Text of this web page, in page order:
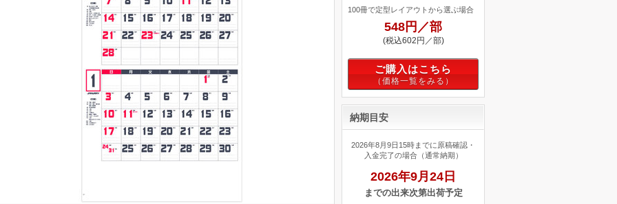
100冊で定型レイアウトから選ぶ場合
548円／部
(税込602円／部)
ご購入はこちら
納期目安
2026年8月9日15時までに原稿確認・
入金完了の場合（通常納期）
2026年9月24日
までの出来次第出荷予定